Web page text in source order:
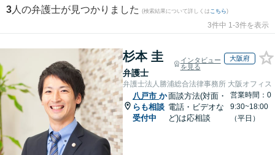
3 人の弁護士が見つかりました (検索結果について詳しくは こちら)
3件中 1-3件を表示
杉本 圭
弁護士
インタビュー
を見る
大阪府
弁護士法人勝浦総合法律事務所 大阪オフィス
八戸市 か
らも相談
受付中
面談方法(対面・
電話・ビデオな
ど)は応相談
営業時間：0
9:30~18:00
（平日）